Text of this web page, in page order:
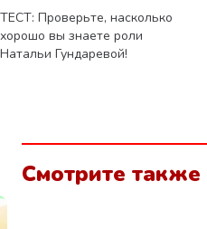
ТЕСТ: Проверьте, насколько
хорошо вы знаете роли
Натальи Гундаревой!
Смотрите также